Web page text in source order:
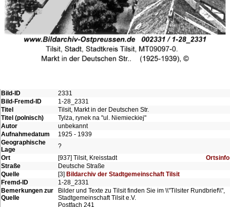
Bild-ID
2331
Bild-Fremd-ID
1-28_2331
Titel
Tilsit, Markt in der Deutschen Str.
Titel (polnisch)
Tylża, rynek na "ul. Niemieckiej"
Autor
unbekannt
Aufnahmedatum
1925 - 1939
Geographische
Lage
?
Ort
[937] Tilsit, Kreisstadt
Ortsinfo
Straße
Deutsche Straße
Quelle
[3] Bildarchiv der Stadtgemeinschaft Tilsit
Fremd-ID
1-28_2331
Bemerkungen zur
Quelle
Bilder und Texte zu Tilsit finden Sie im \\"Tilsiter Rundbrief\\",
Stadtgemeinschaft Tilsit e.V.
Postfach 241